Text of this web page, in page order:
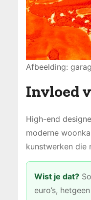
Afbeelding:
Invloed
High-end
moderne
kunstwerken die
Wist je dat?
euro’s,